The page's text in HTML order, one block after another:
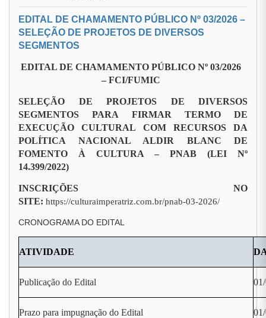
EDITAL DE CHAMAMENTO PÚBLICO Nº 03/2026 –
SELEÇÃO DE PROJETOS DE DIVERSOS
SEGMENTOS
EDITAL DE CHAMAMENTO PÚBLICO Nº 03/2026
– FCI/FUMIC
SELEÇÃO DE PROJETOS DE DIVERSOS
SEGMENTOS PARA FIRMAR TERMO DE
EXECUÇÃO CULTURAL COM RECURSOS DA
POLÍTICA NACIONAL ALDIR BLANC DE
FOMENTO À CULTURA – PNAB (LEI Nº
14.399/2022)
INSCRIÇÕES NO
SITE: https://culturaimperatriz.com.br/pnab-03-2026/
CRONOGRAMA DO EDITAL
ATIVIDADE
Publicação do Edital
Prazo para impugnação do Edital